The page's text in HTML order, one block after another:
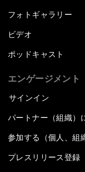
フォトギャラリー
ビデオ
ポッドキャスト
エンゲージメント
サインイン
パートナー（組織）
参加する（個人、組
プレスリリース登録